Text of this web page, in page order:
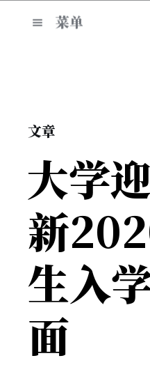
菜单
文章
大学
新
生入
面